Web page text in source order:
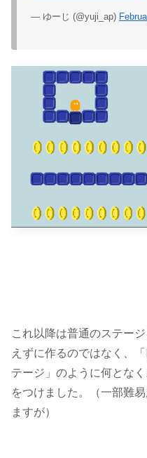
— ゆーじ (@yuji_ap)
これ以降は普通のステー
えずに作るのではなく、
テージ」のように何とな
をつけました。（一部難
ますが）